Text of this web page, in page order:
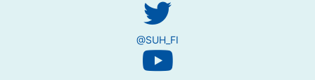
@SUH_FI